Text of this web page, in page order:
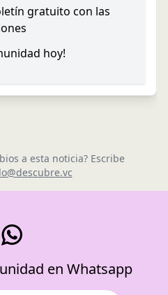
gratuito con las
hoy!
a esta noticia? Escribe
en Whatsapp